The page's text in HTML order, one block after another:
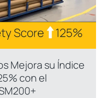
Mejora su Índice
con el